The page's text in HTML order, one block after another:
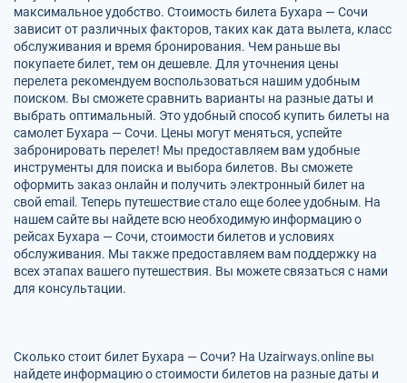
максимальное удобство. Стоимость билета Бухара — Сочи
зависит от различных факторов, таких как дата вылета, класс
обслуживания и время бронирования. Чем раньше вы
покупаете билет, тем он дешевле. Для уточнения цены
перелета рекомендуем воспользоваться нашим удобным
поиском. Вы сможете сравнить варианты на разные даты и
выбрать оптимальный. Это удобный способ купить билеты на
самолет Бухара — Сочи. Цены могут меняться, успейте
забронировать перелет! Мы предоставляем вам удобные
инструменты для поиска и выбора билетов. Вы сможете
оформить заказ онлайн и получить электронный билет на
свой email. Теперь путешествие стало еще более удобным. На
нашем сайте вы найдете всю необходимую информацию о
рейсах Бухара — Сочи, стоимости билетов и условиях
обслуживания. Мы также предоставляем вам поддержку на
всех этапах вашего путешествия. Вы можете связаться с нами
для консультации.
Сколько стоит билет Бухара — Сочи? На Uzairways.online вы
найдете информацию о стоимости билетов на разные даты и